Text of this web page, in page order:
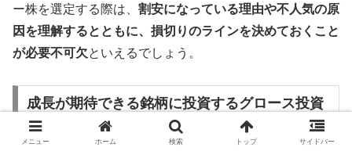
ー株を選定する際は、 割安になっている理由や不人気の原
因を理解するとともに、損切りのラインを決めておくこと
が必要不可欠といえるでしょう。
成長が期待できる銘柄に投資するグロース投資
を行う
メニュー ホーム 検索 トップ サイドバー